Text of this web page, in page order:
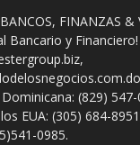
FINANZAS &
Bancario y Financiero!
,
(829)
EUA: (305) 684-
0985.